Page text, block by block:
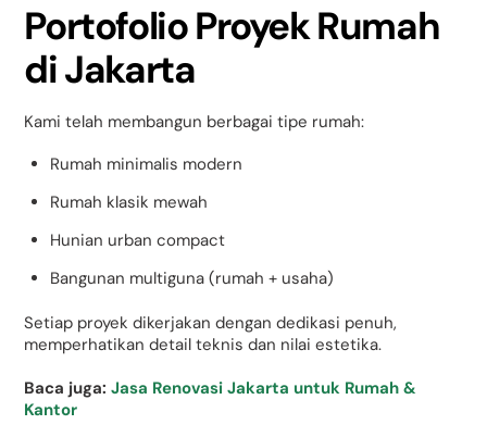
Portofolio Proyek Rumah
di Jakarta
Kami telah membangun berbagai tipe rumah:
Rumah minimalis modern
Rumah klasik mewah
Hunian urban compact
Bangunan multiguna (rumah + usaha)
Setiap proyek dikerjakan dengan dedikasi penuh,
memperhatikan detail teknis dan nilai estetika.
Baca juga:Jasa Renovasi Jakarta untuk Rumah &
Kantor